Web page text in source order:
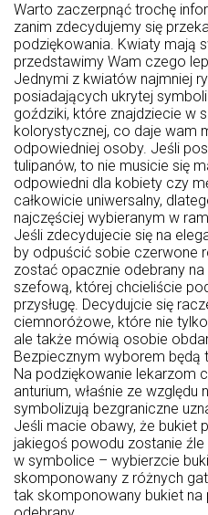
Warto zaczerpnąć trochę
zanim zdecydujemy się
podziękowania. Kwiaty mają
przedstawimy Wam czego
Jednymi z kwiatów najmniej
posiadających ukrytej
goździki, które znajdziecie w
kolorystycznej, co daje wam
odpowiedniej osoby. Jeśli
tulipanów, to nie musicie się
odpowiedni dla kobiety czy
całkowicie uniwersalny,
najczęściej wybieranym w
Jeśli zdecydujecie się na
by odpuścić sobie czerwone
zostać opacznie odebrany na
szefową, której chcieliście
przysługę. Decydujcie się
ciemnoróżowe, które nie
ale także mówią osobie
Bezpiecznym wyborem będą
Na podziękowanie lekarzom
anturium, właśnie ze względu
symbolizują bezgraniczne
Jeśli macie obawy, że bukiet
jakiegoś powodu zostanie
w symbolice – wybierzcie
skomponowany z różnych
tak skomponowany bukiet na